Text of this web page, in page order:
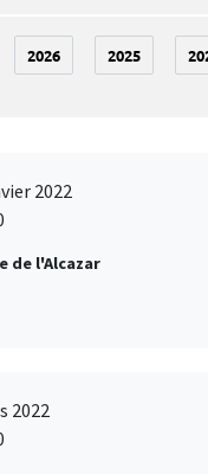
2026 2025
2022
de l'Alcazar
2022